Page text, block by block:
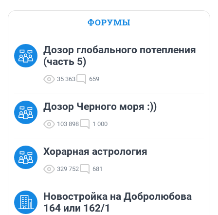
ФОРУМЫ
Дозор глобального потепления
(часть 5)
35 363 659
Дозор Черного моря :))
103 898 1 000
Хорарная астрология
329 752 681
Новостройка на Добролюбова
164 или 162/1